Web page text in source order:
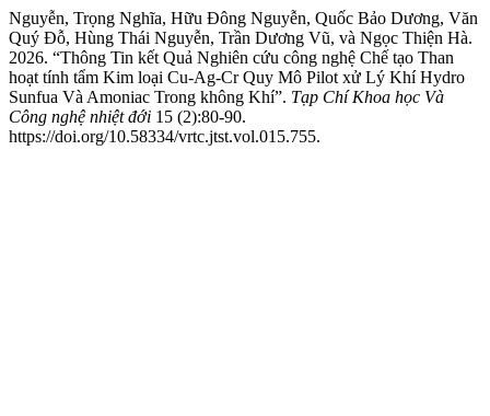
Nguyễn, Trọng Nghĩa, Hữu Đông Nguyễn, Quốc Bảo Dương, Văn
Quý Đỗ, Hùng Thái Nguyễn, Trần Dương Vũ, và Ngọc Thiện Hà.
2026. “Thông Tin kết Quả Nghiên cứu công nghệ Chế tạo Than
hoạt tính tẩm Kim loại Cu-Ag-Cr Quy Mô Pilot xử Lý Khí Hydro
Sunfua Và Amoniac Trong không Khí”. Tạp Chí Khoa học Và
Công nghệ nhiệt đới 15 (2):80-90.
https://doi.org/10.58334/vrtc.jtst.vol.015.755.